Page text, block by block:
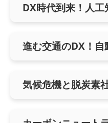
DX時代到来！人
進む交通のDX！
気候危機と脱炭素